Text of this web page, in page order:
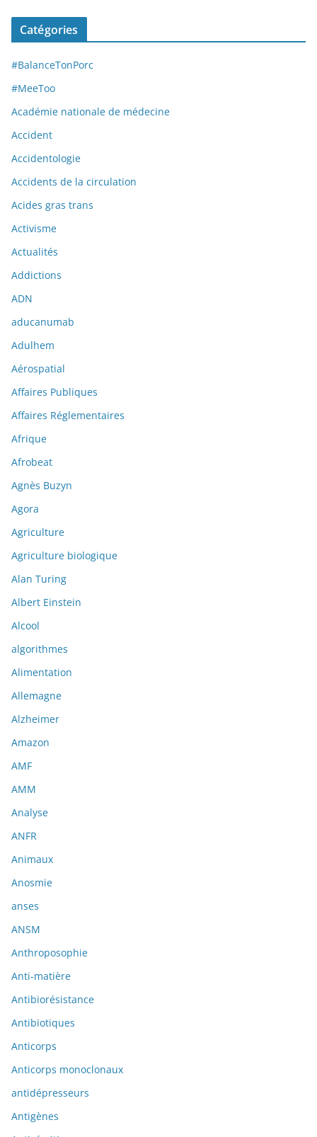
Catégories
#BalanceTonPorc
#MeeToo
Académie nationale de médecine
Accident
Accidentologie
Accidents de la circulation
Acides gras trans
Activisme
Actualités
Addictions
ADN
aducanumab
Adulhem
Aérospatial
Affaires Publiques
Affaires Réglementaires
Afrique
Afrobeat
Agnès Buzyn
Agora
Agriculture
Agriculture biologique
Alan Turing
Albert Einstein
Alcool
algorithmes
Alimentation
Allemagne
Alzheimer
Amazon
AMF
AMM
Analyse
ANFR
Animaux
Anosmie
anses
ANSM
Anthroposophie
Anti-matière
Antibiorésistance
Antibiotiques
Anticorps
Anticorps monoclonaux
antidépresseurs
Antigènes